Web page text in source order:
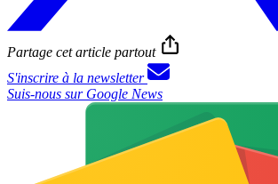
Partage cet article partout
S'inscrire à la newsletter
Suis-nous sur Google News